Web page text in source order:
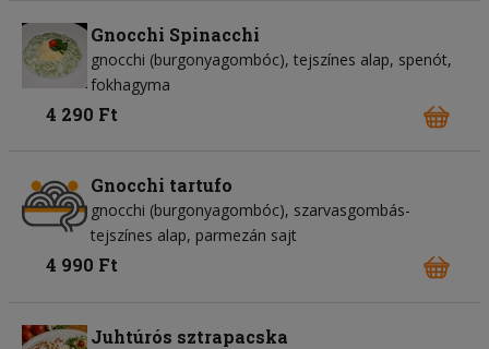
Gnocchi Spinacchi
gnocchi (burgonyagombóc) tejszínes alap spenót
fokhagyma
4 290 Ft
Gnocchi tartufo
gnocchi (burgonyagombóc) szarvasgombás-
tejszínes alap parmezán sajt
4 990 Ft
Juhtúrós sztrapacska